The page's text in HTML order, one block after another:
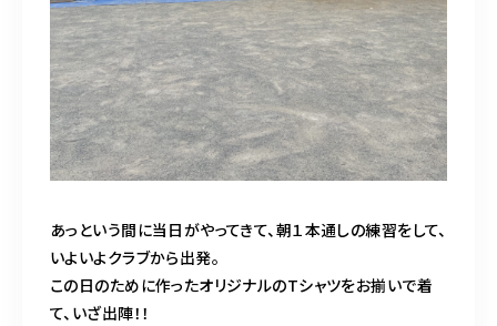
あっという間に当日がやってきて、朝１本通しの練習をして、
いよいよクラブから出発。
この日のために作ったオリジナルのTシャツをお揃いで着
て、いざ出陣！！